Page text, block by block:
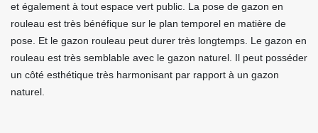
et également à tout espace vert public. La pose de gazon en
rouleau est très bénéfique sur le plan temporel en matière de
pose. Et le gazon rouleau peut durer très longtemps. Le gazon en
rouleau est très semblable avec le gazon naturel. Il peut posséder
un côté esthétique très harmonisant par rapport à un gazon
naturel.